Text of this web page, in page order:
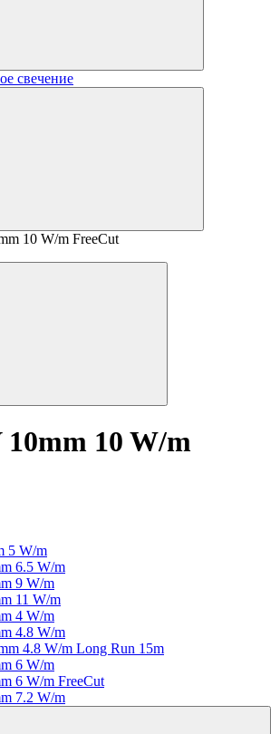
свечение
10 W/m FreeCut
10mm 10 W/m
5 W/m
6.5 W/m
9 W/m
11 W/m
4 W/m
4.8 W/m
4.8 W/m Long Run 15m
6 W/m
6 W/m FreeCut
7.2 W/m